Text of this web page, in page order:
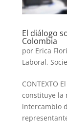
El diálogo
Colombia
por Erica
Laboral,
CONTEXTO
constituye la
intercambio